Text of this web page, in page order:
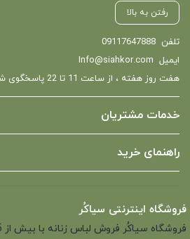
رفتن به بالا
تلفن 09117647888
ایمیل Info@siahkor.com
هفت روز هفته ، از ساعت 11 تا 22 پاسخگوی شما هستیم.
خدمات مشتریان
راهنمای خرید
فروشگاه اینترنتی سیاکُر